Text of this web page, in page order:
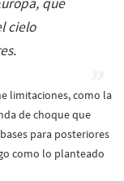
cielo
limitaciones, como la
de choque que
para posteriores
como lo planteado